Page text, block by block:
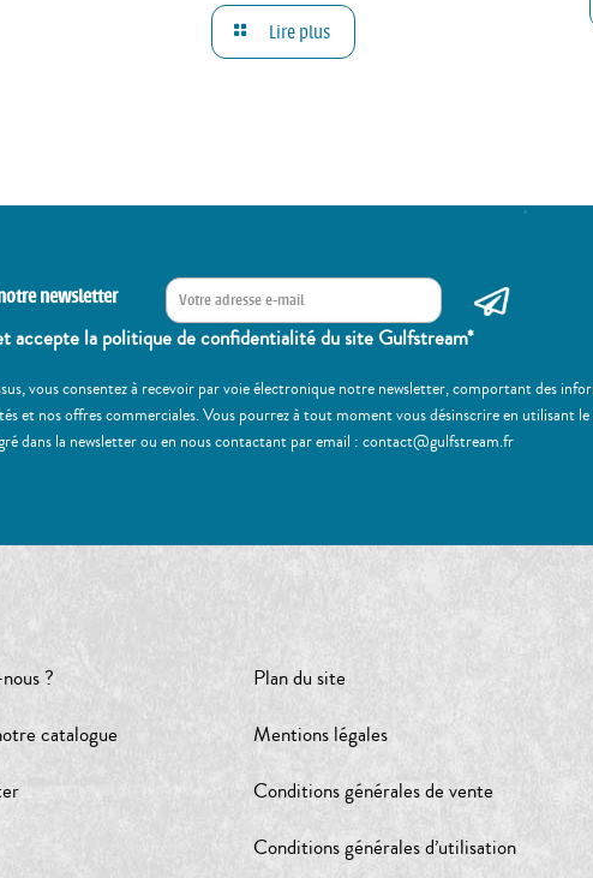
Lire plus
newsletter
accepte la politique de confidentialité du site Gulfstream*
vous consentez à recevoir par voie électronique notre newsletter, comportant des
et nos offres commerciales. Vous pourrez à tout moment vous désinscrire en utilisant le
dans la newsletter ou en nous contactant par email : contact@gulfstream.fr
?
catalogue
Plan du site
Mentions légales
Conditions générales de vente
Conditions générales d’utilisation